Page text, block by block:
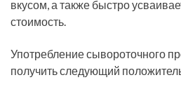
вкусом, а также быстро
стоимость.
Употребление сывороточного
получить следующий